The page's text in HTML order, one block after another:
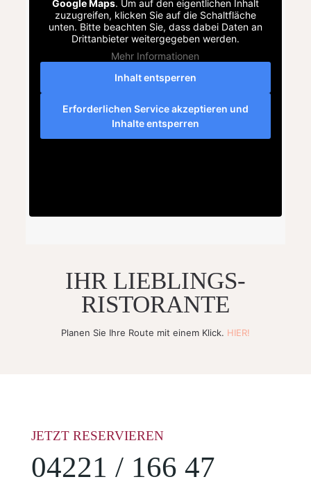
Google Maps. Um auf den eigentlichen Inhalt
zuzugreifen, klicken Sie auf die Schaltfläche
unten. Bitte beachten Sie, dass dabei Daten an
Drittanbieter weitergegeben werden.
Mehr Informationen
Inhalt entsperren
Erforderlichen Service akzeptieren und
Inhalte entsperren
IHR LIEBLINGS-
RISTORANTE
Planen Sie Ihre Route mit einem Klick. HIER!
JETZT RESERVIEREN
04221 / 166 47